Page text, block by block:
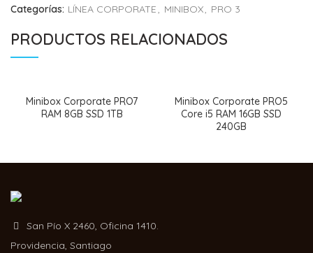
Categorías: LÍNEA CORPORATE, MINIBOX, PRO 3
PRODUCTOS RELACIONADOS
Minibox Corporate PRO7
RAM 8GB SSD 1TB
Minibox Corporate PRO5
Core i5 RAM 16GB SSD
240GB
San Pío X 2460, Oficina 1410.
Providencia, Santiago